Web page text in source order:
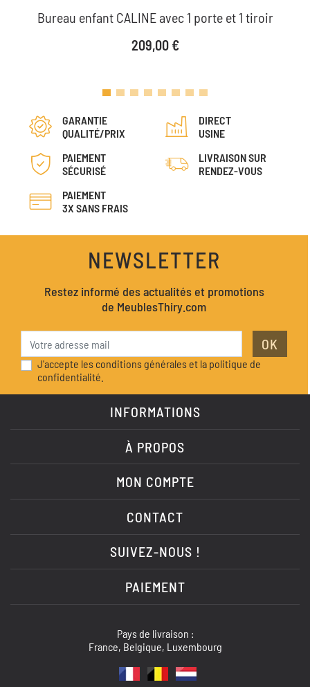
Bureau enfant CALINE avec 1 porte et 1 tiroir
Prix
209,00 €
GARANTIE
QUALITÉ/PRIX
DIRECT
USINE
PAIEMENT
SÉCURISÉ
LIVRAISON SUR
RENDEZ-VOUS
PAIEMENT
3X SANS FRAIS
NEWSLETTER
Restez informé des actualités et promotions
de MeublesThiry.com
OK
J'accepte les conditions générales et la politique de
confidentialité.
INFORMATIONS
À PROPOS
MON COMPTE
CONTACT
SUIVEZ-NOUS !
PAIEMENT
Pays de livraison :
France, Belgique, Luxembourg